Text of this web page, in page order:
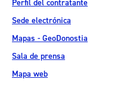
Perfil del contratante
Sede electrónica
Mapas - GeoDonostia
Sala de prensa
Mapa web